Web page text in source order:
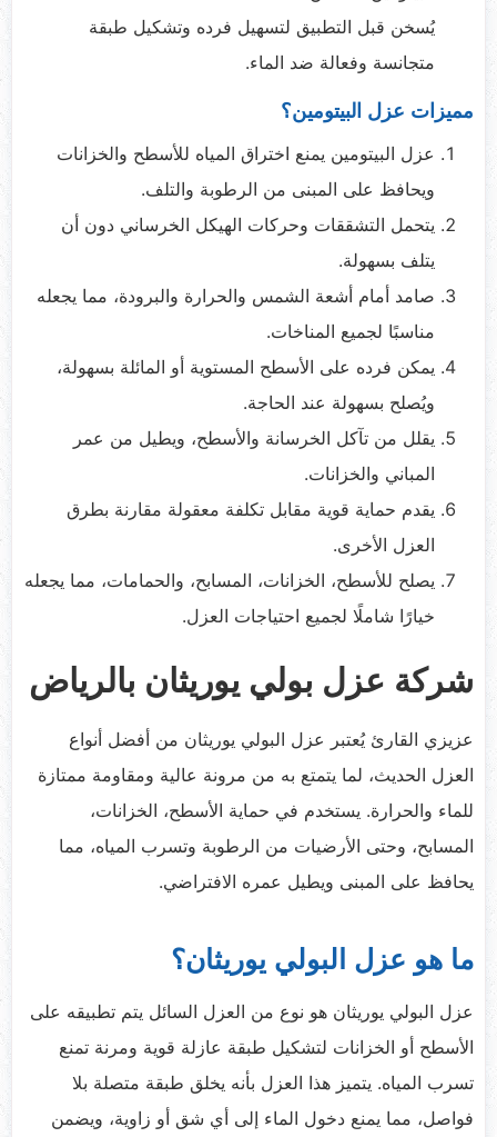
يُسخن قبل التطبيق لتسهيل فرده وتشكيل طبقة
متجانسة وفعالة ضد الماء.
مميزات عزل البيتومين؟
عزل البيتومين يمنع اختراق المياه للأسطح والخزانات
ويحافظ على المبنى من الرطوبة والتلف.
يتحمل التشققات وحركات الهيكل الخرساني دون أن
يتلف بسهولة.
صامد أمام أشعة الشمس والحرارة والبرودة، مما يجعله
مناسبًا لجميع المناخات.
يمكن فرده على الأسطح المستوية أو المائلة بسهولة،
ويُصلح بسهولة عند الحاجة.
يقلل من تآكل الخرسانة والأسطح، ويطيل من عمر
المباني والخزانات.
يقدم حماية قوية مقابل تكلفة معقولة مقارنة بطرق
العزل الأخرى.
يصلح للأسطح، الخزانات، المسابح، والحمامات، مما يجعله
خيارًا شاملًا لجميع احتياجات العزل.
شركة عزل بولي يوريثان بالرياض
عزيزي القارئ يُعتبر عزل البولي يوريثان من أفضل أنواع
العزل الحديث، لما يتمتع به من مرونة عالية ومقاومة ممتازة
للماء والحرارة. يستخدم في حماية الأسطح، الخزانات،
المسابح، وحتى الأرضيات من الرطوبة وتسرب المياه، مما
يحافظ على المبنى ويطيل عمره الافتراضي.
ما هو عزل البولي يوريثان؟
عزل البولي يوريثان هو نوع من العزل السائل يتم تطبيقه على
الأسطح أو الخزانات لتشكيل طبقة عازلة قوية ومرنة تمنع
تسرب المياه. يتميز هذا العزل بأنه يخلق طبقة متصلة بلا
فواصل، مما يمنع دخول الماء إلى أي شق أو زاوية، ويضمن